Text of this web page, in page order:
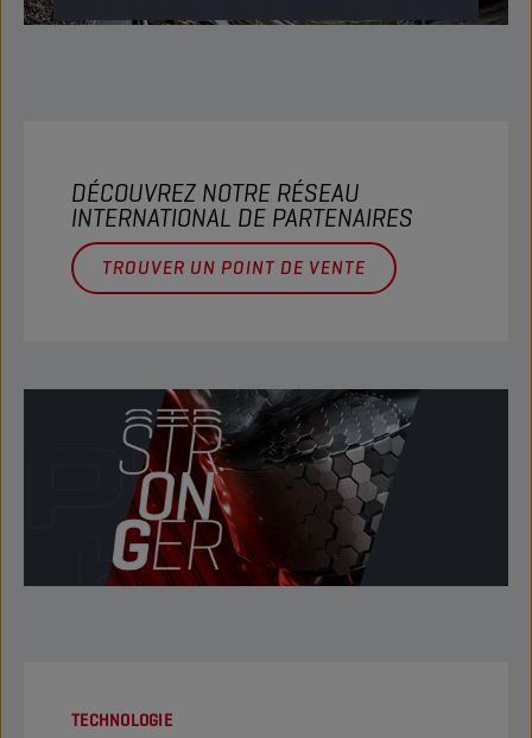
DÉCOUVREZ NOTRE RÉSEAU
INTERNATIONAL DE PARTENAIRES
TROUVER UN POINT DE VENTE
TECHNOLOGIE